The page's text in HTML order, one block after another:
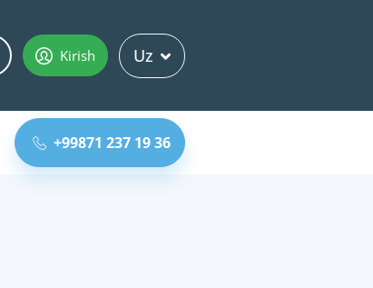
Kirish Uz
+99871 237 19 36